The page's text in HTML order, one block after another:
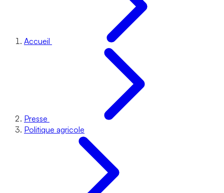
Accueil
Presse
Politique agricole